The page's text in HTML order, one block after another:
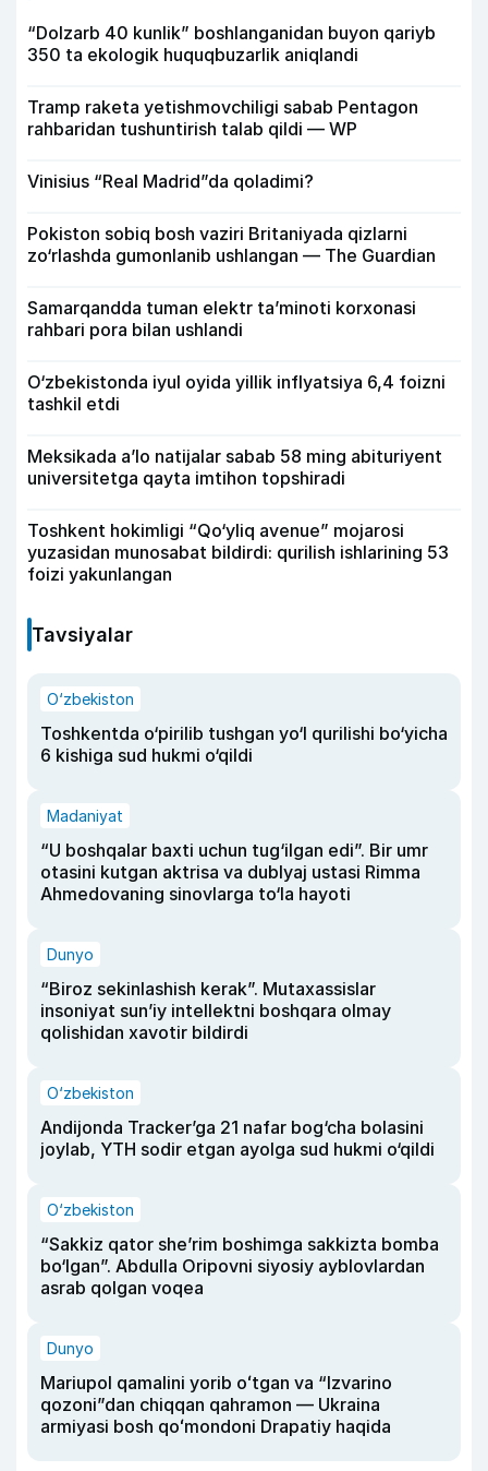
“Dolzarb 40 kunlik” boshlanganidan buyon qariyb
350 ta ekologik huquqbuzarlik aniqlandi
Tramp raketa yetishmovchiligi sabab Pentagon
rahbaridan tushuntirish talab qildi — WP
Vinisius “Real Madrid”da qoladimi?
Pokiston sobiq bosh vaziri Britaniyada qizlarni
zo‘rlashda gumonlanib ushlangan — The Guardian
Samarqandda tuman elektr ta’minoti korxonasi
rahbari pora bilan ushlandi
O‘zbekistonda iyul oyida yillik inflyatsiya 6,4 foizni
tashkil etdi
Meksikada a’lo natijalar sabab 58 ming abituriyent
universitetga qayta imtihon topshiradi
Toshkent hokimligi “Qo‘yliq avenue” mojarosi
yuzasidan munosabat bildirdi: qurilish ishlarining 53
foizi yakunlangan
Tavsiyalar
O‘zbekiston
Toshkentda o‘pirilib tushgan yo‘l qurilishi bo‘yicha
6 kishiga sud hukmi o‘qildi
Madaniyat
“U boshqalar baxti uchun tug‘ilgan edi”. Bir umr
otasini kutgan aktrisa va dublyaj ustasi Rimma
Ahmedovaning sinovlarga to‘la hayoti
Dunyo
“Biroz sekinlashish kerak”. Mutaxassislar
insoniyat sun’iy intellektni boshqara olmay
qolishidan xavotir bildirdi
O‘zbekiston
Andijonda Tracker’ga 21 nafar bog‘cha bolasini
joylab, YTH sodir etgan ayolga sud hukmi o‘qildi
O‘zbekiston
“Sakkiz qator she’rim boshimga sakkizta bomba
bo‘lgan”. Abdulla Oripovni siyosiy ayblovlardan
asrab qolgan voqea
Dunyo
Mariupol qamalini yorib oʻtgan va “Izvarino
qozoni”dan chiqqan qahramon — Ukraina
armiyasi bosh qoʻmondoni Drapatiy haqida